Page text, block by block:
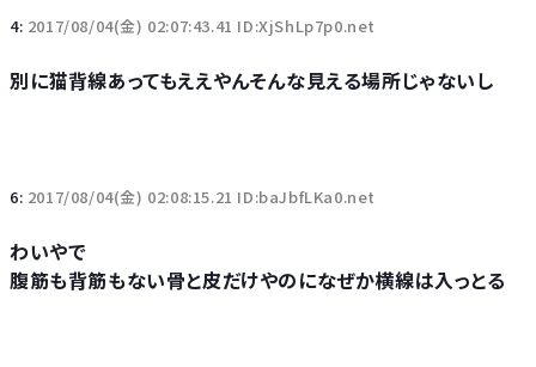
4: 2017/08/04(金) 02:07:43.41 ID:XjShLp7p0.net
別に猫背線あってもええやんそんな見える場所じゃないし
6: 2017/08/04(金) 02:08:15.21 ID:baJbfLKa0.net
わいやで
腹筋も背筋もない骨と皮だけやのになぜか横線は入っとる